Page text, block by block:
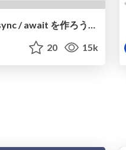
君だけのオリジナル async / await を作ろう / TSKaigi 2025
20 15k